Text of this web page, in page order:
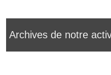
Archives de notre